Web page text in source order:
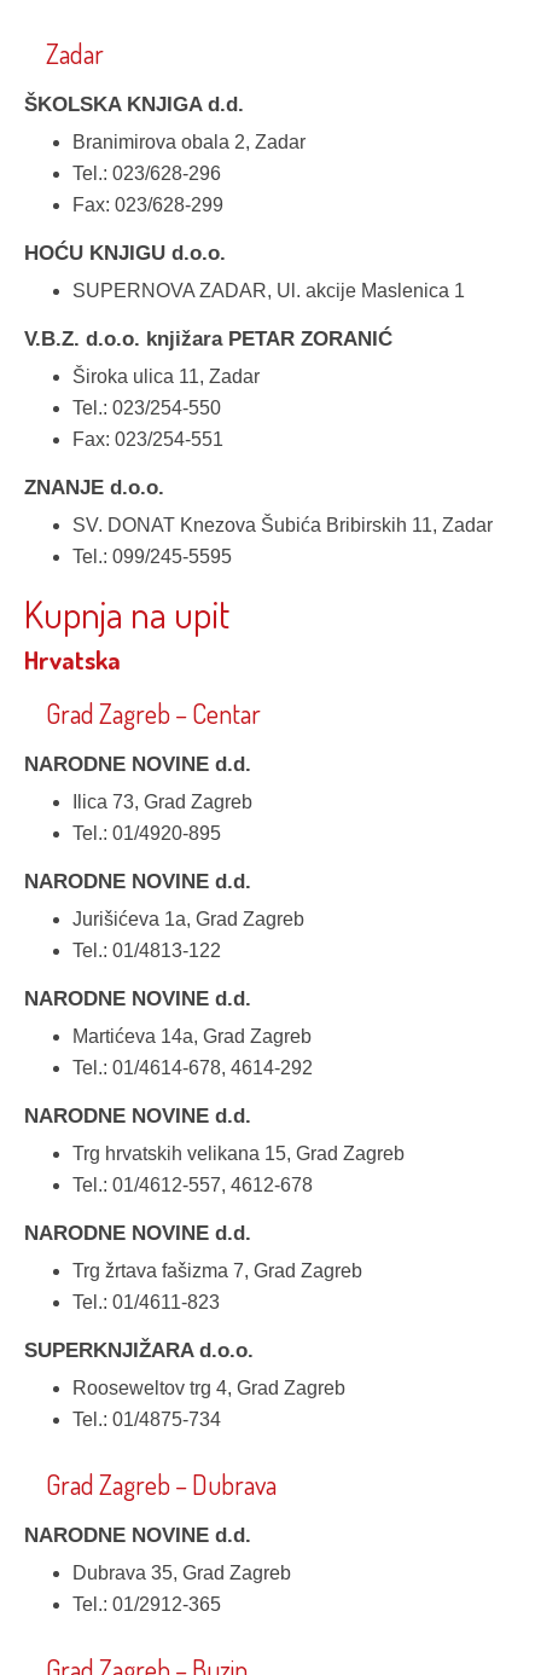
Zadar
ŠKOLSKA KNJIGA d.d.
Branimirova obala 2, Zadar
Tel.: 023/628-296
Fax: 023/628-299
HOĆU KNJIGU d.o.o.
SUPERNOVA ZADAR, Ul. akcije Maslenica 1
V.B.Z. d.o.o. knjižara PETAR ZORANIĆ
Široka ulica 11, Zadar
Tel.: 023/254-550
Fax: 023/254-551
ZNANJE d.o.o.
SV. DONAT Knezova Šubića Bribirskih 11, Zadar
Tel.: 099/245-5595
Kupnja na upit
Hrvatska
Grad Zagreb – Centar
NARODNE NOVINE d.d.
Ilica 73, Grad Zagreb
Tel.: 01/4920-895
NARODNE NOVINE d.d.
Jurišićeva 1a, Grad Zagreb
Tel.: 01/4813-122
NARODNE NOVINE d.d.
Martićeva 14a, Grad Zagreb
Tel.: 01/4614-678, 4614-292
NARODNE NOVINE d.d.
Trg hrvatskih velikana 15, Grad Zagreb
Tel.: 01/4612-557, 4612-678
NARODNE NOVINE d.d.
Trg žrtava fašizma 7, Grad Zagreb
Tel.: 01/4611-823
SUPERKNJIŽARA d.o.o.
Rooseweltov trg 4, Grad Zagreb
Tel.: 01/4875-734
Grad Zagreb – Dubrava
NARODNE NOVINE d.d.
Dubrava 35, Grad Zagreb
Tel.: 01/2912-365